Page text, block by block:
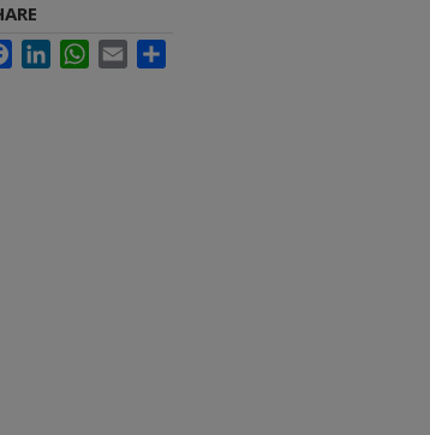
FacebookLinkedInWhatsApp
Email